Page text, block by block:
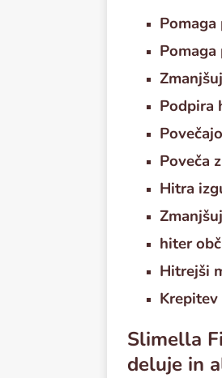
Podpira
Poveča
Hitra
hiter
Hitrejši
Slimella
deluje in